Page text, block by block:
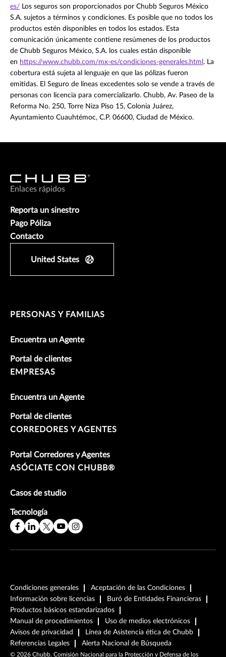
es/ Los seguros son proporcionados por Chubb Seguros México
S.A. sujetos a términos y condiciones. Es posible que no todos los
productos estén disponibles en todos los estados. Esta
comunicación únicamente contiene resúmenes de los productos
de Chubb Seguros México, S.A. los cuales están disponible
en https://www.chubb.com/mx-es/condiciones-generales.html . La
cobertura está sujeta al lenguaje en que las pólizas fueron
emitidas. El Seguro de líneas excedentes solo se vende a través de
personas con licencia para comercializarlo. Chubb, Av. Paseo de la
Reforma No. 250, Torre Niza Piso 15, Colonia Juárez,
Ayuntamiento Cuauhtémoc, C.P. 06600, Ciudad de México.
Enlaces rápidos
Reporta un sinestro
Pago Póliza
Contacto
United States
PERSONAS Y FAMILIAS
Encuentra un Agente
Portal de clientes
EMPRESAS
Encuentra un Agente
Portal de clientes
CORREDORES Y AGENTES
Portal Corredores y Agentes
ASÓCIATE CON CHUBB®
Casos de studio
Tecnología
Condiciones generales
Aceptación de las Condiciones
Información sobre licencias
Buró de Entidades Financieras
Productos básicos estandarizados
Manual de procedimientos
Uso de medios electrónicos
Avisos de privacidad
Línea de Asistencia ética de Chubb
Referencias Legales
Alerta Nacional de Búsqueda
© 2026 Chubb. Comisión Nacional para la Protección y Defensa de los